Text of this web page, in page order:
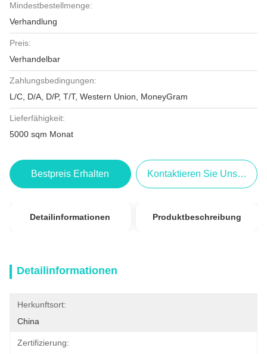
Mindestbestellmenge:
Verhandlung
Preis:
Verhandelbar
Zahlungsbedingungen:
L/C, D/A, D/P, T/T, Western Union, MoneyGram
Lieferfähigkeit:
5000 sqm Monat
Bestpreis Erhalten Kontaktieren Sie Uns Jetzt
Detailinformationen Produktbeschreibung
Detailinformationen
Herkunftsort:
China
Zertifizierung: